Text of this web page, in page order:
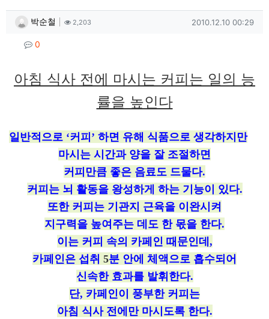
작성자 정보
박순철 작성2,203조회 작성일
2010.12.10 00:29
컨텐츠 정보
0
본문
아침 식사 전에 마시는 커피는 일의 능
률을 높인다
일반적으로 ‘커피’ 하면 유해 식품으로 생각하지만
마시는 시간과 양을 잘 조절하면
커피만큼 좋은 음료도 드물다.
커피는 뇌 활동을 왕성하게 하는 기능이 있다.
또한 커피는 기관지 근육을 이완시켜
지구력을 높여주는 데도 한 몫을 한다.
이는 커피 속의 카페인 때문인데 ,
카페인은 섭취 5분 안에 체액으로 흡수되어
신속한 효과를 발휘한다.
단, 카페인이 풍부한 커피는
아침 식사 전에만 마시도록 한다.